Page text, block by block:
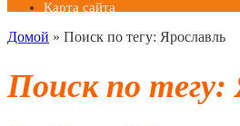
Карта сайта
Домой » Поиск по тегу: Ярославль
Поиск по тегу: